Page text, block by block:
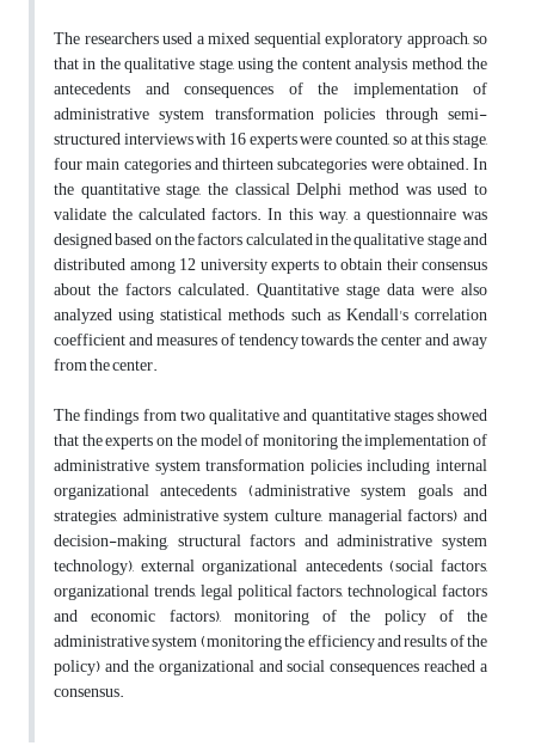
The researchers used a mixed sequential exploratory approach, so
that in the qualitative stage, using the content analysis method, the
antecedents and consequences of the implementation of
administrative system transformation policies through semi-
structured interviews with 16 experts were counted, so at this stage,
four main categories and thirteen subcategories were obtained. In
the quantitative stage, the classical Delphi method was used to
validate the calculated factors. In this way, a questionnaire was
designed based on the factors calculated in the qualitative stage and
distributed among 12 university experts to obtain their consensus
about the factors calculated. Quantitative stage data were also
analyzed using statistical methods such as Kendall's correlation
coefficient and measures of tendency towards the center and away
from the center.
The findings from two qualitative and quantitative stages showed
that the experts on the model of monitoring the implementation of
administrative system transformation policies including internal
organizational antecedents (administrative system goals and
strategies, administrative system culture, managerial factors) and
decision-making, structural factors and administrative system
technology), external organizational antecedents (social factors,
organizational trends, legal political factors, technological factors
and economic factors), monitoring of the policy of the
administrative system (monitoring the efficiency and results of the
policy) and the organizational and social consequences reached a
consensus.